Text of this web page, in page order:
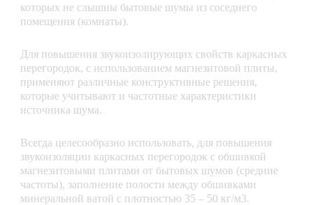
которых не слышны бытовые шумы из соседнего
помещения (комнаты).
Для повышения звукоизолирующих свойств каркасных
перегородок, с использованием магнезитовой плиты,
применяют различные конструктивные решения,
которые учитывают и частотные характеристики
источника шума.
Всегда целесообразно использовать, для повышения
звукоизоляции каркасных перегородок с обшивкой
магнезитовыми плитами от бытовых шумов (средние
частоты), заполнение полости между обшивками
минеральной ватой с плотностью 35 – 50 кг/м3.